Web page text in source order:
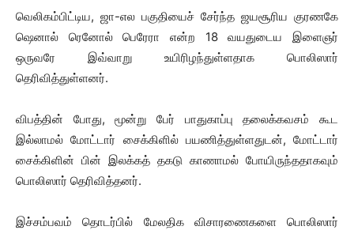
வெலிகம்பிட்டிய, ஜா-எல பகுதியைச் சேர்ந்த ஜயசூரிய குரணகே
ஷெனால் ரெனோல் பெரேரா என்ற 18 வயதுடைய இளைஞர்
ஒருவரே இவ்வாறு உயிரிழந்துள்ளதாக பொலிஸார்
தெரிவித்துள்ளனர்.
விபத்தின் போது, மூன்று பேர் பாதுகாப்பு தலைக்கவசம் கூட
இல்லாமல் மோட்டார் சைக்கிளில் பயணித்துள்ளதுடன், மோட்டார்
சைக்கிளின் பின் இலக்கத் தகடு காணாமல் போயிருந்ததாகவும்
பொலிஸார் தெரிவித்தனர்.
இச்சம்பவம் தொடர்பில் மேலதிக விசாரணைகளை பொலிஸார்